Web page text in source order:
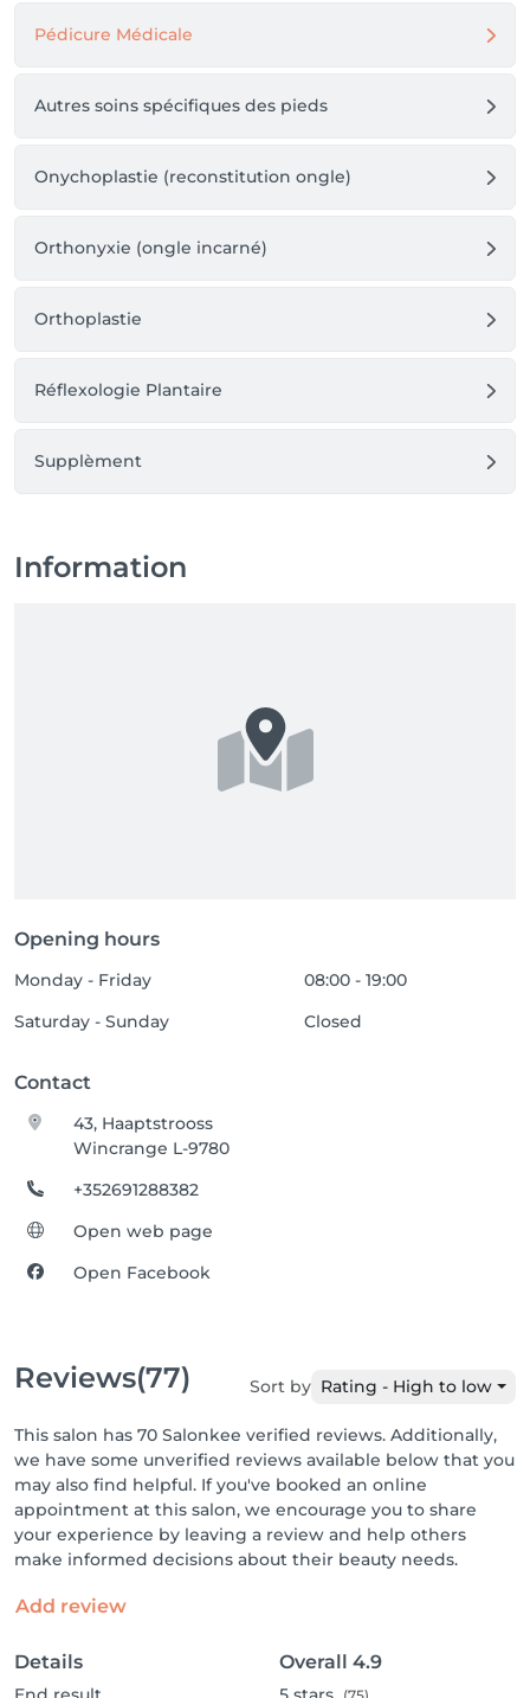
Pédicure Médicale
Autres soins spécifiques des pieds
Onychoplastie (reconstitution ongle)
Orthonyxie (ongle incarné)
Orthoplastie
Réflexologie Plantaire
Supplèment
Information
Opening hours
Monday - Friday
08:00 - 19:00
Saturday - Sunday
Closed
Contact
43, Haaptstrooss
Wincrange L-9780
+352691288382
Open web page
Open Facebook
Reviews(77) Sort by Rating - High to low
This salon has 70 Salonkee verified reviews. Additionally,
we have some unverified reviews available below that you
may also find helpful. If you've booked an online
appointment at this salon, we encourage you to share
your experience by leaving a review and help others
make informed decisions about their beauty needs.
Add review
Details Overall 4.9